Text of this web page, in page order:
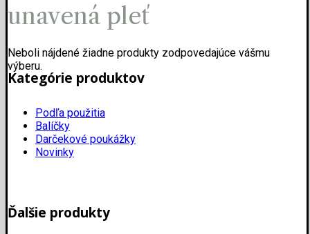
unavená pleť
Neboli nájdené žiadne produkty zodpovedajúce vášmu
výberu.
Kategórie produktov
Podľa použitia
Balíčky
Darčekové poukážky
Novinky
Ďalšie produkty